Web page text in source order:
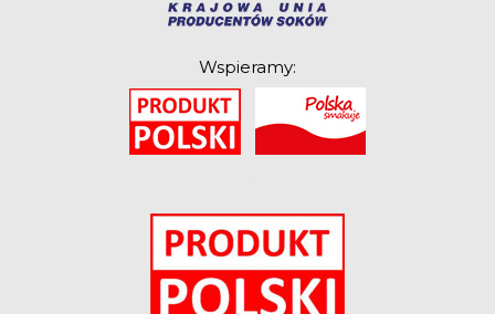
Wspieramy: